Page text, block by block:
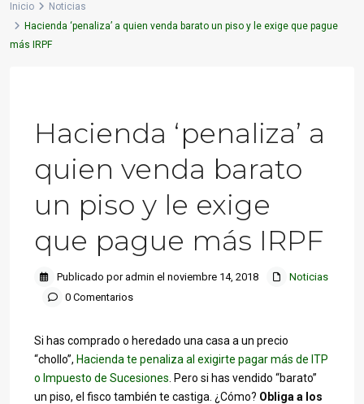
Inicio
Noticias
Hacienda ‘penaliza’ a quien venda barato un piso y le exige que pague
más IRPF
Hacienda ‘penaliza’ a
quien venda barato
un piso y le exige
que pague más IRPF
Publicado por admin el noviembre 14, 2018
Noticias
0 Comentarios
Si has comprado o heredado una casa a un precio
“chollo”, Hacienda te penaliza al exigirte pagar más de ITP
o Impuesto de Sucesiones . Pero si has vendido “barato”
un piso, el fisco también te castiga. ¿Cómo? Obliga a los